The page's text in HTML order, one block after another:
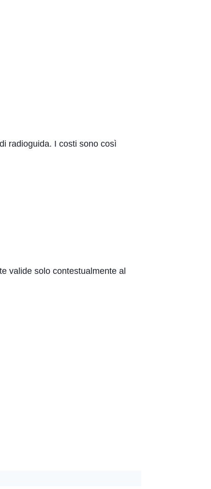
radioguida. I costi sono così
valide solo contestualmente al